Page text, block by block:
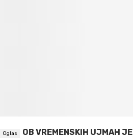
OB VREMENSKIH UJMAH